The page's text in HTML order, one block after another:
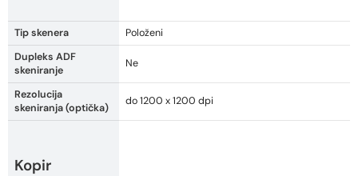
Tip skenera
Položeni
Dupleks ADF
skeniranje
Ne
Rezolucija
skeniranja (optička)
do 1200 x 1200 dpi
Kopir